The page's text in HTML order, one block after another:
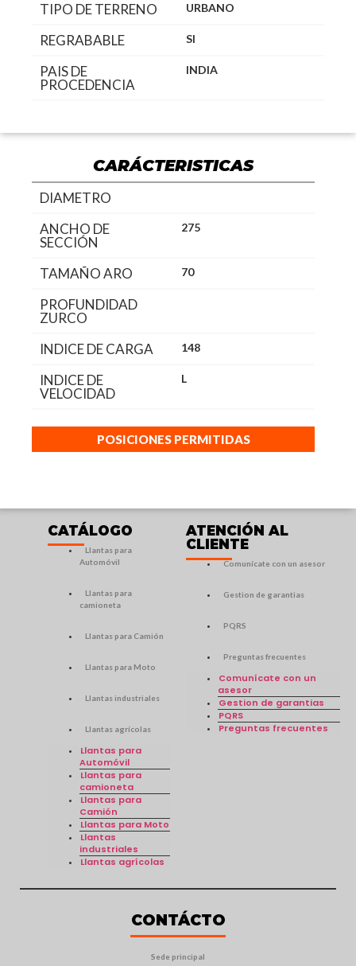
TIPO DE TERRENO URBANO
REGRABABLE SI
PAIS DE
PROCEDENCIA
INDIA
CARÁCTERISTICAS
DIAMETRO
ANCHO DE
SECCIÓN
275
TAMAÑO ARO 70
PROFUNDIDAD
ZURCO
INDICE DE CARGA
148
INDICE DE
VELOCIDAD
L
POSICIONES PERMITIDAS
CATÁLOGO
Llantas para
Automóvil
Llantas para
camioneta
Llantas para Camión
Llantas para Moto
Llantas industriales
Llantas agrícolas
Llantas para
Automóvil
Llantas para
camioneta
Llantas para
Camión
Llantas para Moto
Llantas
industriales
Llantas agrícolas
ATENCIÓN AL
CLIENTE
Comunícate con un asesor
Gestion de garantias
PQRS
Preguntas frecuentes
Comunícate con un
asesor
Gestion de garantias
PQRS
Preguntas frecuentes
CONTÁCTO
Sede principal